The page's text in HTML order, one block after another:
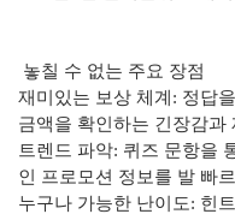
놓칠 수 없는 주요 장점
재미있는 보상 체계: 정답
금액을 확인하는 긴장감과
트렌드 파악: 퀴즈 문항을
인 프로모션 정보를 발 빠
누구나 가능한 난이도: 힌